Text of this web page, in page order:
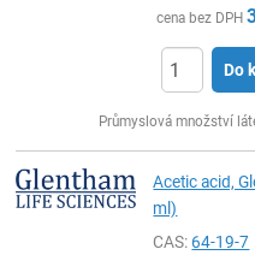
cena bez DPH
Do
Průmyslová množství
Acetic acid,
ml)
CAS:64-19-7